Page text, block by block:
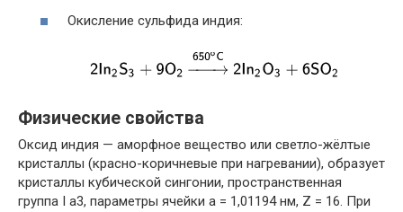
Окисление сульфида индия:
Физические свойства
Оксид индия — аморфное вещество или светло-жёлтые
кристаллы (красно-коричневые при нагревании), образует
кристаллы кубической сингонии, пространственная
группа I a3, параметры ячейки a = 1,01194 нм, Z = 16. При